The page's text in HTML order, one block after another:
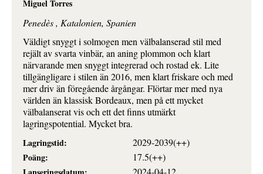
Miguel Torres
Penedès , Katalonien, Spanien
Väldigt snyggt i solmogen men välbalanserad stil med
rejält av svarta vinbär, an aning plommon och klart
närvarande men snyggt integrerad och rostad ek. Lite
tillgängligare i stilen än 2016, men klart friskare och med
mer driv än föregående årgångar. Flörtar mer med nya
världen än klassisk Bordeaux, men på ett mycket
välbalanserat vis och ett det finns utmärkt
lagringspotential. Mycket bra.
Lagringstid:
2029-2039(++)
Poäng:
17.5(++)
2024-04-12